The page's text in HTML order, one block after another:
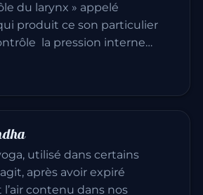
du larynx » appelé
produit ce son particulier
la pression interne…
utilisé dans certains
après avoir expiré
contenu dans nos